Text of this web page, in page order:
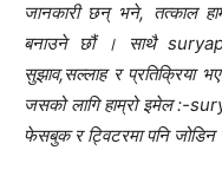
जानकारी छन् भने, तत्काल
बनाउने छौं । साथै
सुझाव,सल्लाह र प्रतिक्रिया भए
जसको लागि हाम्रो इमेल :-
फेसबुक र ट्विटरमा पनि